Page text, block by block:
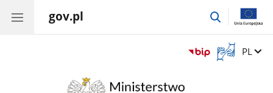
gov.pl
przejdź
Otwórz
okno
Zmień
PL